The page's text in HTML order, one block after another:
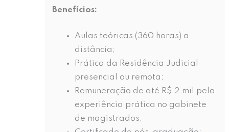
Benefícios:
Aulas teóricas (360 horas) a
distância;
Prática da Residência Judicial
presencial ou remota;
Remuneração de até R$ 2 mil pela
experiência prática no gabinete
de magistrados;